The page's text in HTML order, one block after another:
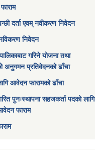
दर्ता एवम् नवीकरण निवेदन
निवेदन
गरिने योजना तथा
अनुगमन प्रतिवेदनको ढाँचा
आवेदन फारामको ढाँचा
पुनःस्थापना सहजकर्ता पदको लागि
फाराम